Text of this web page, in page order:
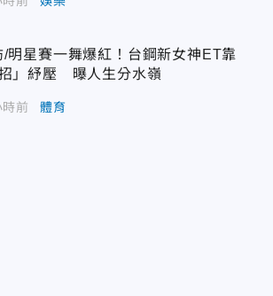
/明星賽一舞爆紅！台鋼新女神ET靠
招」紓壓 曝人生分水嶺
前 體育